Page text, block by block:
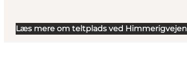
Læs mere om teltplads ved Himmerigvejen